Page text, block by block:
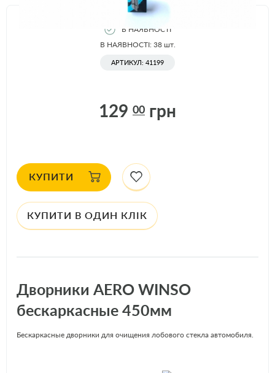
В НАЯВНОСТІ
В НАЯВНОСТІ: 38 шт.
АРТИКУЛ: 41199
129 00 грн
КУПИТИ
КУПИТИ В ОДИН КЛІК
Дворники AERO WINSO
бескаркасные 450мм
Бескаркасные дворники для очищения лобового стекла автомобиля.